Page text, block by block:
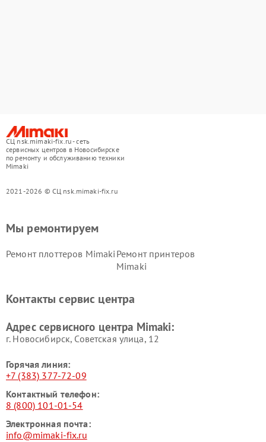
СЦ nsk.mimaki-fix.ru - сеть
сервисных центров в Новосибирске
по ремонту и обслуживанию техники
Mimaki
2021-2026 © СЦ nsk.mimaki-fix.ru
Мы ремонтируем
Ремонт плоттеров Mimaki Ремонт принтеров
Mimaki
Контакты сервис центра
Адрес сервисного центра Mimaki:
г. Новосибирск, Советская улица, 12
Горячая линия:
+7 (383) 377-72-09
Контактный телефон:
8 (800) 101-01-54
Электронная почта:
info@mimaki-fix.ru